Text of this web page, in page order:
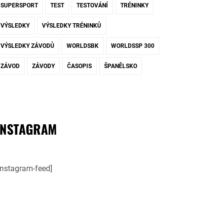
SUPERSPORT TEST TESTOVÁNÍ TRÉNINKY
VÝSLEDKY VÝSLEDKY TRÉNINKŮ
VÝSLEDKY ZÁVODŮ WORLDSBK WORLDSSP 300
ZÁVOD ZÁVODY ČASOPIS ŠPANĚLSKO
feed]